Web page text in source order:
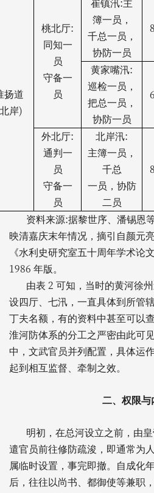
扬道
北岸)
桃北厅:
同知一
员
守备一
员
崔镇汛 主
簿一员，
千总一员，
协防一员
黄家嘴汛:
巡检一员，
把总一员，
协防一员
外北厅:
通判一
员
守备一
员
北岸汛:
主簿一员，
千总
一员，协防
二员
资料来源:据黎世序、潘锡恩
映清嘉庆末年情况，摘引自颜元
《水利史研究室五十周年学术论
1986 年版。
由表 2 可知，当时的黄河徐
设四厅、七汛，一直具体到所管
丁夫名额，有的资料中甚至可以
淮河防体系的分工之严密由此可
中，文武官员并列配置，具体运
起到相互监督、牵制之效。
二、权限与
明初，在总河设立之前，由
遣官员前往修防疏浚，即通常为
属临时设置，事完即撤。自成化
后，往往以尚书、都御使等兼职